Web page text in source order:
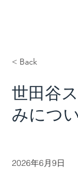
< Back
世田谷
みにつ
2026年6月9日